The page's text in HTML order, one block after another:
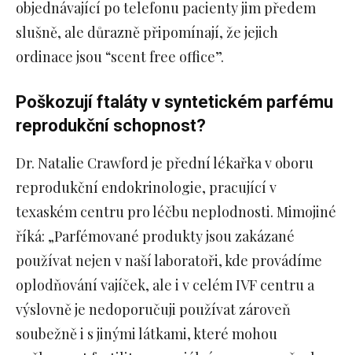
objednávající po telefonu pacienty jim předem
slušně, ale důrazně připomínají, že jejich
ordinace jsou “scent free office”.
Poškozují ftaláty v syntetickém parfému
reprodukční schopnost?
Dr. Natalie Crawford je přední lékařka v oboru
reprodukční endokrinologie, pracující v
texaském centru pro léčbu neplodnosti. Mimojiné
říká: „Parfémované produkty jsou zakázané
používat nejen v naší laboratoři, kde provádíme
oplodňování vajíček, ale i v celém IVF centru a
výslovně je nedoporučuji používat zároveň
soubežně i s jinými látkami, které mohou